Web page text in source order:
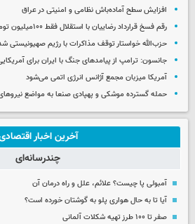
افزایش سطح آماده‌باش نظامی و امنیتی در عراق
رقم فسخ قرارداد رضاییان با استقلال فقط ۱۰۰میلیون تومان!
حزب‌الله خواستار توقف مذاکرات با رژیم صهیونیستی
جانسون: ترامپ از پیامدهای جنگ با ایران برای
آمریکا میزبان مجمع آژانس انرژی اتمی می‌شود
حمله گسترده موشکی و پهپادی صنعا به مواضع
آخرین اخبار
چندرسانه‌ای
آمبولی پا چیست؟ علائم، علل و راه درمان آن
آیا تا به حال هواری پلو به گوشتان خورده است؟
صفر تا ۱۰۰ طرز تهیه شکلات آلمانی